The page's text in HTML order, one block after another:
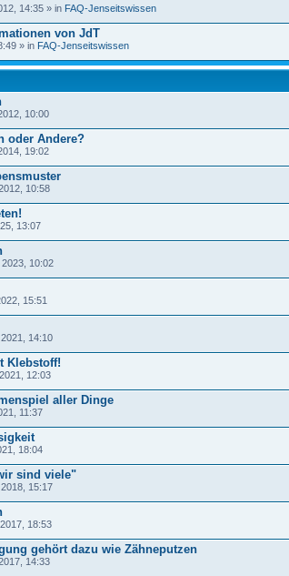
14:35 » in FAQ-Jenseitswissen
von JdT
» in FAQ-Jenseitswissen
10:00
oder Andere?
19:02
10:58
13:07
10:02
15:51
14:10
Klebstoff!
12:03
aller Dinge
11:37
18:04
sind viele"
15:17
18:53
gehört dazu wie Zähneputzen
14:33